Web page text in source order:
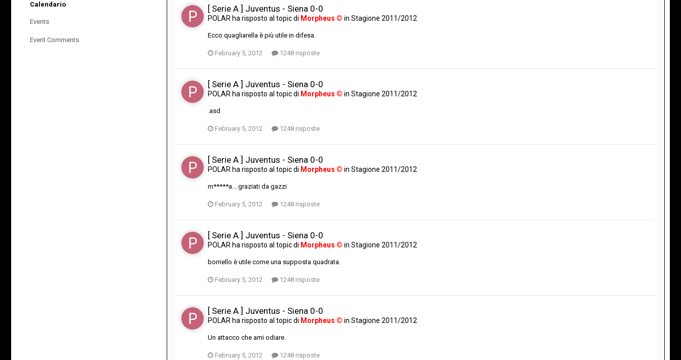
Calendario
Events
Event Comments
[ Serie A ] Juventus - Siena 0-0
POLAR ha risposto al topic di Morpheus © in Stagione 2011/2012
Ecco quagliarella è più utile in difesa.
February 5, 2012 1248 risposte
[ Serie A ] Juventus - Siena 0-0
POLAR ha risposto al topic di Morpheus © in Stagione 2011/2012
.asd
February 5, 2012 1248 risposte
[ Serie A ] Juventus - Siena 0-0
POLAR ha risposto al topic di Morpheus © in Stagione 2011/2012
m*****a... graziati da gazzi
February 5, 2012 1248 risposte
[ Serie A ] Juventus - Siena 0-0
POLAR ha risposto al topic di Morpheus © in Stagione 2011/2012
borriello è utile come una supposta quadrata.
February 5, 2012 1248 risposte
[ Serie A ] Juventus - Siena 0-0
POLAR ha risposto al topic di Morpheus © in Stagione 2011/2012
Un attacco che ami odiare.
February 5, 2012 1248 risposte